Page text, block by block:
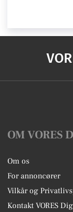
OM VORES
Om os
For annoncører
Vilkår og
Kontakt VORES